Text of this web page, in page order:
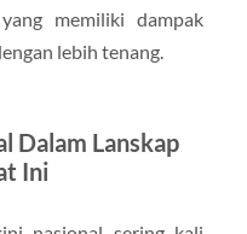
memiliki dampak
lebih tenang.
Dalam Lanskap
Ini